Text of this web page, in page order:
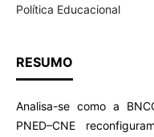
Política Educacional
RESUMO
Analisa-se como a
PNED–CNE